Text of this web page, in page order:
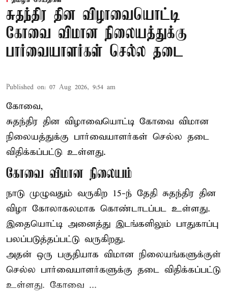
சுதந்திர தின விழாவையொட்டி
கோவை விமான நிலையத்துக்கு
பார்வையாளர்கள் செல்ல தடை
Published on: 07 Aug 2026, 9:54 am
கோவை,
சுதந்திர தின விழாவையொட்டி கோவை விமான
நிலையத்துக்கு பார்வையாளர்கள் செல்ல தடை
விதிக்கப்பட்டு உள்ளது.
கோவை விமான நிலையம்
நாடு முழுவதும் வருகிற 15-ந் தேதி சுதந்திர தின
விழா கோலாகலமாக கொண்டாடப்பட உள்ளது.
இதையொட்டி அனைத்து இடங்களிலும் பாதுகாப்பு
பலப்படுத்தப்பட்டு வருகிறது.
அதன் ஒரு பகுதியாக விமான நிலையங்களுக்குள்
செல்ல பார்வையாளர்களுக்கு தடை விதிக்கப்பட்டு
உள்ளது. கோவை ...